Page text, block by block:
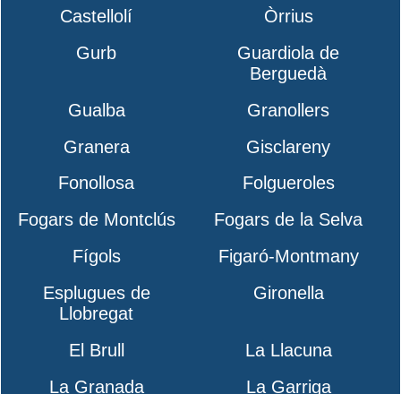
Castellolí
Òrrius
Gurb
Guardiola de
Berguedà
Gualba
Granollers
Granera
Gisclareny
Fonollosa
Folgueroles
Fogars de Montclús
Fogars de la Selva
Fígols
Figaró-Montmany
Esplugues de
Llobregat
Gironella
El Brull
La Llacuna
La Granada
La Garriga